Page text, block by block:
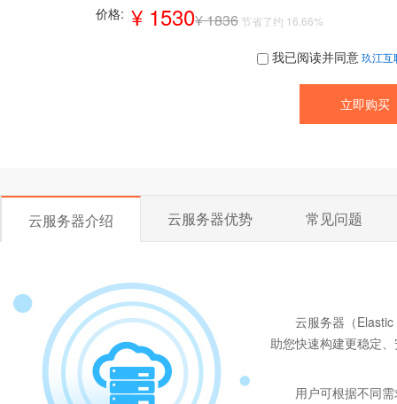
价格: ¥ 1530¥ 1836 节省了约 16.66%
我已阅读并同意玖江互
云服务器介绍 云服务器优势 常见问题
云服务器（
助您快速构建更稳定
用户可根据不同